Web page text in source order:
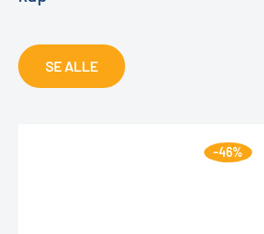
SE ALLE
-46%